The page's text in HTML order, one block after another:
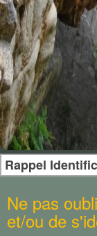
Rappel
Ne pas
et/ou de